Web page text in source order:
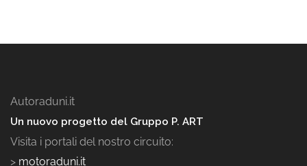
Autoraduni.it
Un nuovo progetto del Gruppo P. ART
Visita i portali del nostro circuito:
> motoraduni.it